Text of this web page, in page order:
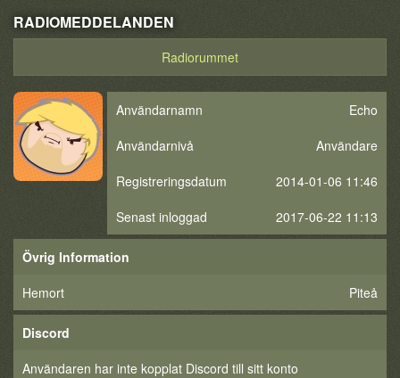
RADIOMEDDELANDEN
Radiorummet
Användarnamn
Echo
Användarnivå
Användare
Registreringsdatum
2014-01-06 11:46
Senast inloggad
2017-06-22 11:13
Övrig Information
Hemort
Piteå
Discord
Användaren har inte kopplat Discord till sitt konto